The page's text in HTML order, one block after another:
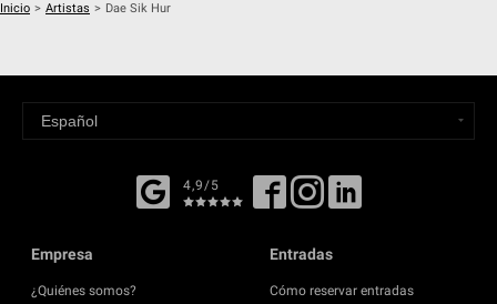
Inicio > Artistas > Dae Sik Hur
4,9/5
Empresa
¿Quiénes somos?
Entradas
Cómo reservar entradas